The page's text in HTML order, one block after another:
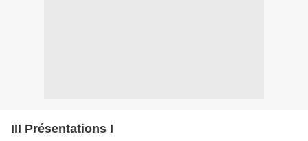
III Présentations I